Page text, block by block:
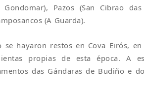
Pazos (San Cibrao
(A Guarda).
hayaron restos en Cova Eirós, en
propias de esta época. A
das Gándaras de Budiño e